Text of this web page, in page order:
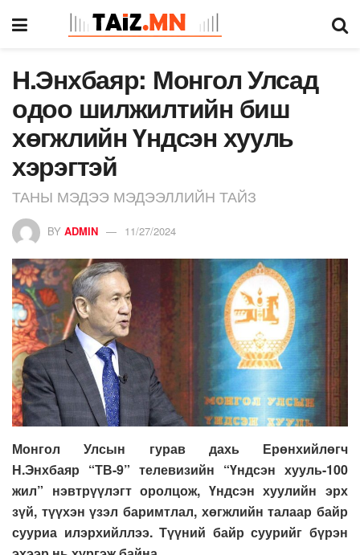
Н.Энхбаяр: Монгол Улсад
одоо шилжилтийн биш
хөгжлийн Үндсэн хууль
хэрэгтэй
ТАНЫ МЭДЭЭ МЭДЭЭЛЛИЙН ТАЙЗ
BY ADMIN 11/27/2024
Монгол Улсын гурав дахь Ерөнхийлөгч
Н.Энхбаяр “ТВ-9” телевизийн “Үндсэн хууль-100
жил” нэвтрүүлэгт оролцож, Үндсэн хуулийн эрх
зүй, түүхэн үзэл баримтлал, хөгжлийн талаар байр
сууриа илэрхийллээ. Түүний байр суурийг бүрэн